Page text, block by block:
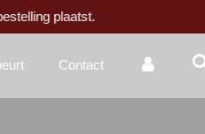
plaatst.
Contact